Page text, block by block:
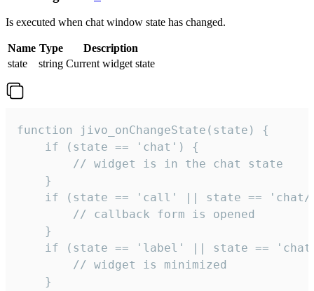
Is executed when chat window state has changed.
Name Type
Description
state
string Current widget state
function jivo_onChangeState(state) {
    if (state == 'chat') {
        // widget is in the chat state
    }
if (state == 'call' || state ==
        // callback form is opened
    }
if (state == 'label' || state ==
        // widget is minimized
    }